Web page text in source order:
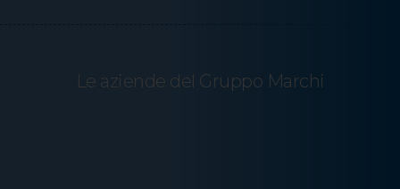
Le aziende del Gruppo Marchi